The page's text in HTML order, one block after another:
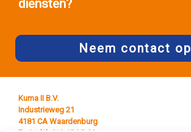
diensten?
Neem contact op
Kuma II B.V.
Industrieweg 21
4181 CA Waardenburg